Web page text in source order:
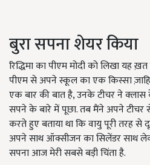
बुरा सपना शेयर किया
रिद्धिमा का पीएम मोदी को लिखा यह
पीएम से अपने स्कूल का एक किस्सा
एक बार की बात है, उनके टीचर ने
सपने के बारे में पूछा. तब मैंने अपने
करते हुए बताया था कि वायु पूरी तरह
अपने साथ ऑक्सीजन का सिलेंडर साथ
सपना आज मेरी सबसे बड़ी चिंता है.